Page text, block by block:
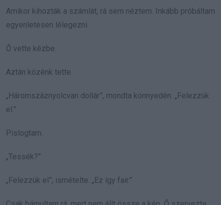
Amikor kihozták a számlát, rá sem néztem. Inkább próbáltam
egyenletesen lélegezni.
Ő vette kézbe.
Aztán közénk tette.
„Háromszáznyolcvan dollár”, mondta könnyedén. „Felezzük
el.”
Pislogtam.
„Tessék?”
„Felezzük el”, ismételte. „Ez így fair.”